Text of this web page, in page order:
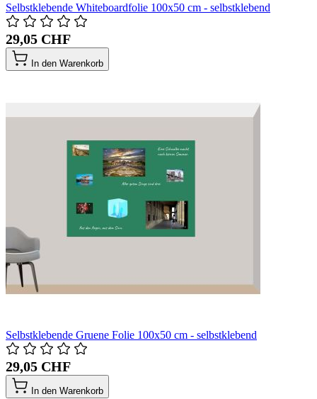
Selbstklebende Whiteboardfolie 100x50 cm - selbstklebend
29,05 CHF
In den Warenkorb
Selbstklebende Gruene Folie 100x50 cm - selbstklebend
29,05 CHF
In den Warenkorb